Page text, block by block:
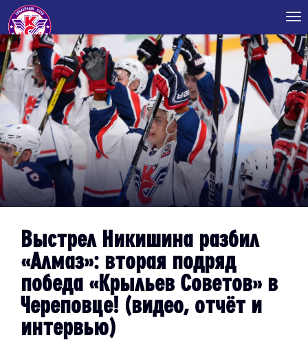
Выстрел Никишина разбил
«Алмаз»: вторая подряд
победа «Крыльев Советов» в
Череповце! (видео, отчёт и
интервью)